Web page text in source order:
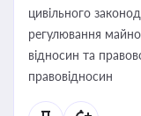
цивільного
регулювання
відносин та
правовідносин